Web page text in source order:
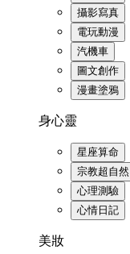
攝影寫真
電玩動漫
汽機車
圖文創作
漫畫塗鴉
身心靈
星座算命
宗教超自然
心理測驗
心情日記
美妝